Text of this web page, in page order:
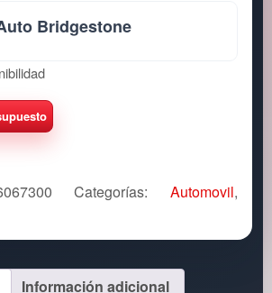
Bridgestone
Categorías:Automovil,
Información adicional